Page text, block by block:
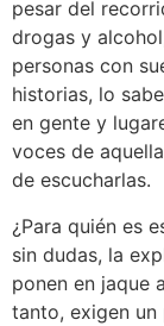
pesar del
drogas y
personas con
historias, lo
en gente y
voces de
de escucharlas.
¿Para quién es
sin dudas, la
ponen en jaque
tanto, exigen